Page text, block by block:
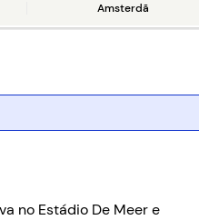
Amsterdã
no Estádio De Meer e